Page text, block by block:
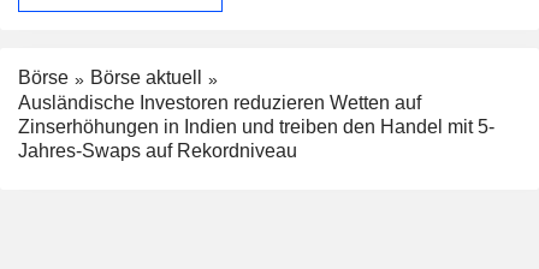
Börse
Börse aktuell
Ausländische Investoren reduzieren Wetten auf
Zinserhöhungen in Indien und treiben den Handel mit 5-
Jahres-Swaps auf Rekordniveau